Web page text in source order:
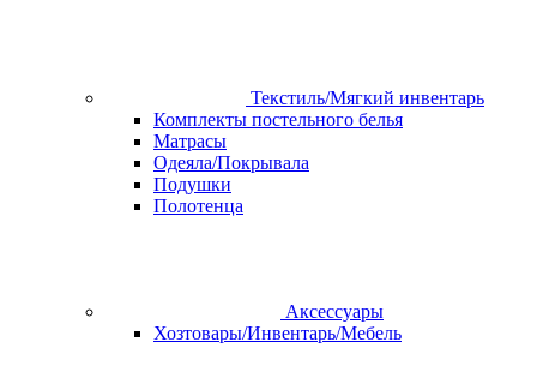
Текстиль/Мягкий инвентарь
Комплекты постельного белья
Матрасы
Одеяла/Покрывала
Подушки
Полотенца
Аксессуары
Хозтовары/Инвентарь/Мебель